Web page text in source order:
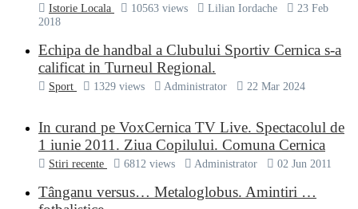
Istorie Locala 10563 views Lilian Iordache
23 Feb
2018
Echipa de handbal a Clubului Sportiv Cernica s-a
calificat in Turneul Regional.
Sport 1329 views Administrator 22 Mar 2024
In curand pe VoxCernica TV Live. Spectacolul de
1 iunie 2011. Ziua Copilului. Comuna Cernica
Stiri recente 6812 views Administrator 02 Jun 2011
Tânganu versus… Metaloglobus. Amintiri …